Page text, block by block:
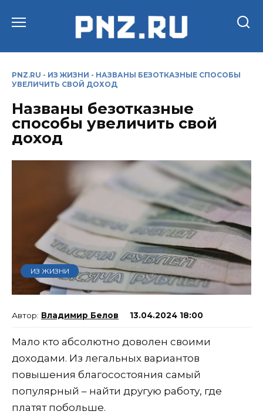
PNZ.RU - ИЗ ЖИЗНИ - НАЗВАНЫ БЕЗОТКАЗНЫЕ СПОСОБЫ
УВЕЛИЧИТЬ СВОЙ ДОХОД
Названы безотказные
способы увеличить свой
доход
ИЗ ЖИЗНИ
Владимир Белов 13.04.2024 18:00
Мало кто абсолютно доволен своими
доходами. Из легальных вариантов
повышения благосостояния самый
популярный – найти другую работу, где
платят побольше.